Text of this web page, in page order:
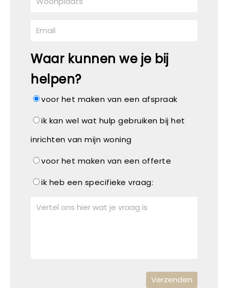
Waar kunnen we je bij
helpen?
voor het maken van een afspraak
ik kan wel wat hulp gebruiken bij het
inrichten van mijn woning
voor het maken van een offerte
ik heb een specifieke vraag: